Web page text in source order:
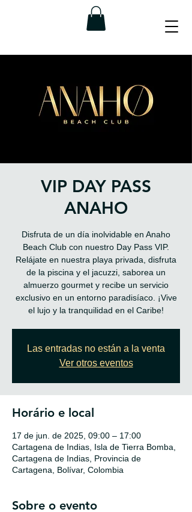
VIP DAY PASS
ANAHO
Disfruta de un día inolvidable en Anaho
Beach Club con nuestro Day Pass VIP.
Relájate en nuestra playa privada, disfruta
de la piscina y el jacuzzi, saborea un
almuerzo gourmet y recibe un servicio
exclusivo en un entorno paradisíaco. ¡Vive
el lujo y la tranquilidad en el Caribe!
Las entradas no están a la venta
Ver otros eventos
Horário e local
17 de jun. de 2025, 09:00 – 17:00
Cartagena de Indias, Isla de Tierra Bomba,
Cartagena de Indias, Provincia de
Cartagena, Bolívar, Colombia
Sobre o evento